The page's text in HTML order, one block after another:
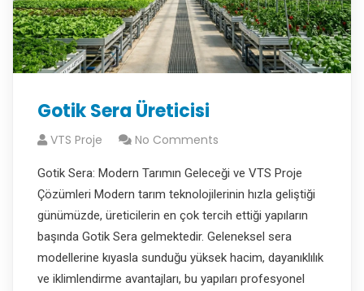
Gotik Sera Üreticisi
VTS Proje No Comments
Gotik Sera: Modern Tarımın Geleceği ve VTS Proje
Çözümleri Modern tarım teknolojilerinin hızla geliştiği
günümüzde, üreticilerin en çok tercih ettiği yapıların
başında Gotik Sera gelmektedir. Geleneksel sera
modellerine kıyasla sunduğu yüksek hacim, dayanıklılık
ve iklimlendirme avantajları, bu yapıları profesyonel